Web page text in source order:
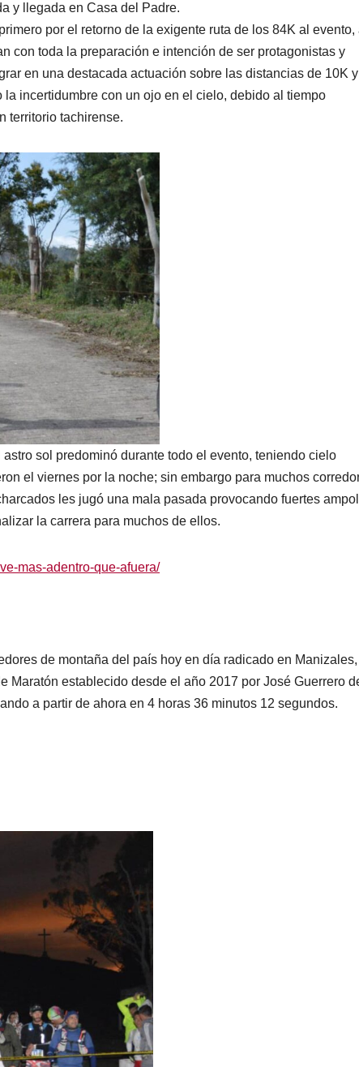
y llegada en Casa del Padre.
por el retorno de la exigente ruta de los 84K al evento,
con toda la preparación e intención de ser protagonistas y
en una destacada actuación sobre las distancias de 10K
incertidumbre con un ojo en el cielo, debido al tiempo
territorio tachirense.
sol predominó durante todo el evento, teniendo cielo
el viernes por la noche; sin embargo para muchos
les jugó una mala pasada provocando fuertes
la carrera para muchos de ellos.
mas-adentro-que-afuera/
de montaña del país hoy en día radicado en Manizales,
establecido desde el año 2017 por José Guerrero
a partir de ahora en 4 horas 36 minutos 12 segundos.